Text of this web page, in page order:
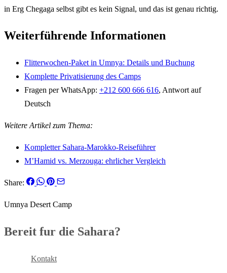
in Erg Chegaga selbst gibt es kein Signal, und das ist genau richtig.
Weiterführende Informationen
Flitterwochen-Paket in Umnya: Details und Buchung
Komplette Privatisierung des Camps
Fragen per WhatsApp: +212 600 666 616, Antwort auf
Deutsch
Weitere Artikel zum Thema:
Kompletter Sahara-Marokko-Reiseführer
M’Hamid vs. Merzouga: ehrlicher Vergleich
Share:
Umnya Desert Camp
Bereit fur die Sahara?
Kontakt